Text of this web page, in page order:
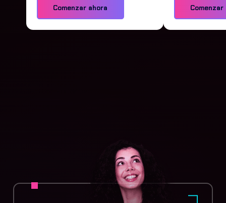
Comenzar ahora Comenzar